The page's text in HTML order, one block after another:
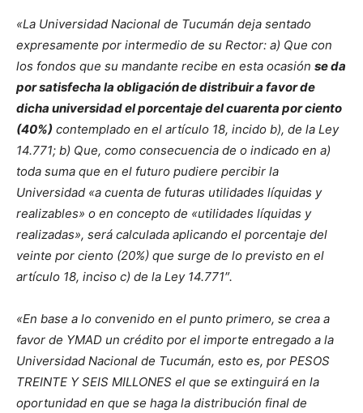
«La Universidad Nacional de Tucumán deja sentado
expresamente por intermedio de su Rector: a) Que con
los fondos que su mandante recibe en esta ocasión se da
por satisfecha la obligación de distribuir a favor de
dicha universidad el porcentaje del cuarenta por ciento
(40%) contemplado en el artículo 18, incido b), de la Ley
14.771; b) Que, como consecuencia de o indicado en a)
toda suma que en el futuro pudiere percibir la
Universidad «a cuenta de futuras utilidades líquidas y
realizables» o en concepto de «utilidades líquidas y
realizadas», será calculada aplicando el porcentaje del
veinte por ciento (20%) que surge de lo previsto en el
artículo 18, inciso c) de la Ley 14.771″.
«En base a lo convenido en el punto primero, se crea a
favor de YMAD un crédito por el importe entregado a la
Universidad Nacional de Tucumán, esto es, por PESOS
TREINTE Y SEIS MILLONES el que se extinguirá en la
oportunidad en que se haga la distribución final de